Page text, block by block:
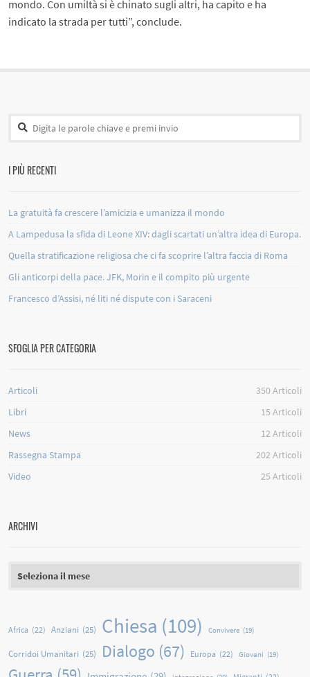
mondo. Con umiltà si è chinato sugli altri, ha capito e ha
indicato la strada per tutti”, conclude.
I PIÙ RECENTI
La gratuità fa crescere l’amicizia e umanizza il mondo
A Lampedusa la sfida di Leone XIV: dagli scartati un’altra idea di Europa.
Quella stratificazione religiosa che ci fa scoprire l’altra faccia di Roma
Gli anticorpi della pace. JFK, Morin e il compito più urgente
Francesco d’Assisi, né liti né dispute con i Saraceni
SFOGLIA PER CATEGORIA
Articoli 350Articoli
Libri
15 Articoli
News
12Articoli
Rassegna Stampa
202Articoli
Video
25 Articoli
ARCHIVI
Africa (22) Anziani (25) Chiesa (109) Convivere (19)
Corridoi Umanitari (25) Dialogo (67) Europa (22) Giovani (19)